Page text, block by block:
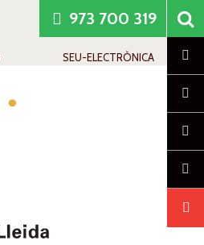
SEU-ELECTRÒNICA
973 700 319